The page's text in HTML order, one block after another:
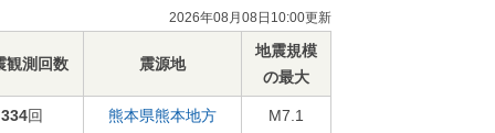
2026年08月08日10:00更新
観測回数 震源地
地震規模
の最大
334回 熊本県熊本地方 M7.1